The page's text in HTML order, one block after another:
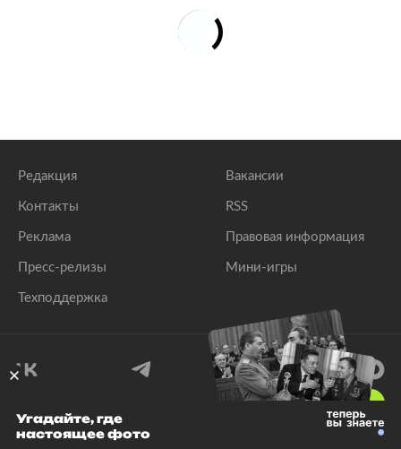
Редакция
Контакты
Реклама
Пресс-релизы
Техподдержка
Вакансии
RSS
Правовая информация
Мини-игры
© 1999–2026 Все права защищены.
Угадайте, где
настоящее фото